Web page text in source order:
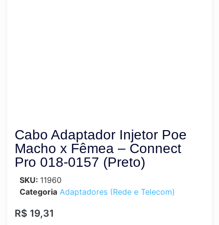
Cabo Adaptador Injetor Poe
Macho x Fêmea – Connect
Pro 018-0157 (Preto)
SKU: 11960
Categoria Adaptadores (Rede e Telecom)
R$ 19,31